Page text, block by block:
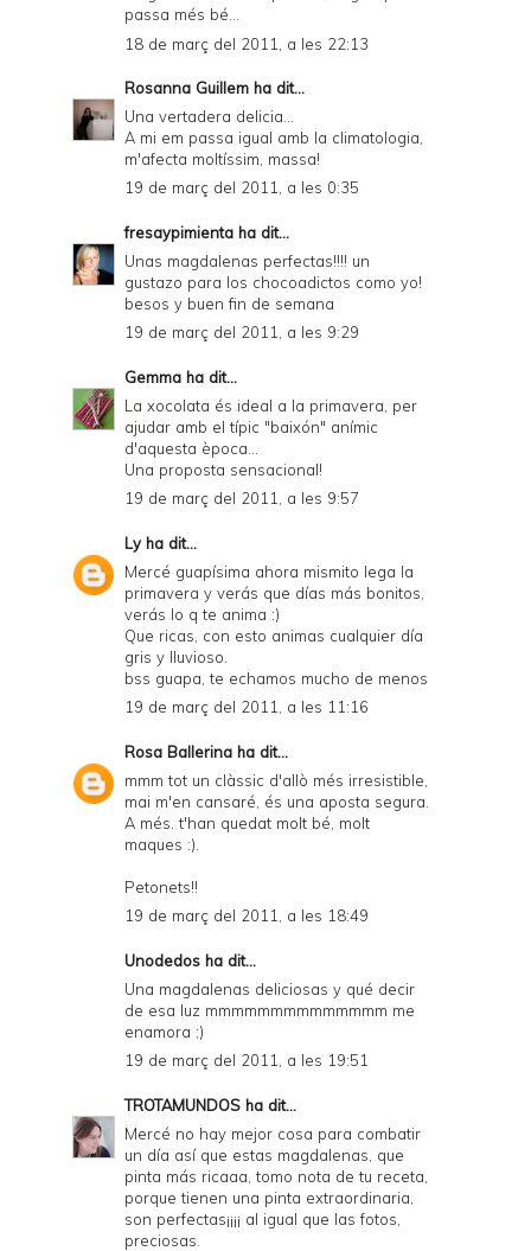
passa més bé...
18 de març del 2011, a les 22:13
Rosanna Guillem ha dit...
Una vertadera delicia...
A mi em passa igual amb la climatologia,
m'afecta moltíssim, massa!
19 de març del 2011, a les 0:35
fresaypimienta ha dit...
Unas magdalenas perfectas!!!! un
gustazo para los chocoadictos como yo!
besos y buen fin de semana
19 de març del 2011, a les 9:29
Gemma ha dit...
La xocolata és ideal a la primavera, per
ajudar amb el típic "baixón" anímic
d'aquesta època...
Una proposta sensacional!
19 de març del 2011, a les 9:57
Lyha dit...
Mercé guapísima ahora mismito lega la
primavera y verás que días más bonitos,
verás lo q te anima :)
Que ricas, con esto animas cualquier día
gris y lluvioso.
bss guapa, te echamos mucho de menos
19 de març del 2011, a les 11:16
Rosa Ballerina ha dit...
mmm tot un clàssic d'allò més irresistible,
mai m'en cansaré, és una aposta segura.
A més. t'han quedat molt bé, molt
maques :).
Petonets!!
19 de març del 2011, a les 18:49
Unodedos ha dit...
Una magdalenas deliciosas y qué decir
de esa luz mmmmmmmmmmmmmm me
enamora ;)
19 de març del 2011, a les 19:51
TROTAMUNDOS ha dit...
Mercé no hay mejor cosa para combatir
un día así que estas magdalenas, que
pinta más ricaaa, tomo nota de tu receta,
porque tienen una pinta extraordinaria,
son perfectas¡¡¡¡ al igual que las fotos,
preciosas.